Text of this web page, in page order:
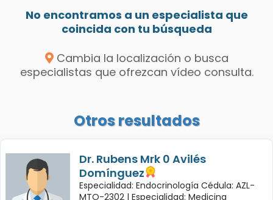
No encontramos a un especialista que
coincida con tu búsqueda
Cambia la localización o busca
especialistas que ofrezcan vídeo consulta.
Otros resultados
Dr. Rubens Mrk 0 Avilés
Domínguez
Especialidad: Endocrinología Cédula: AZL-
MTO-2302 | Especialidad: Medicina